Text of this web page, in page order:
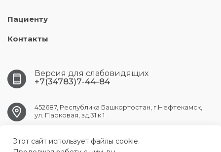
Пациенту
Контакты
Версия для слабовидящих
+7(34783)7-44-84
452687, Республика Башкортостан, г.Нефтекамск,
ул. Парковая, зд.31 к.1
NFT.CGB@doctorrb.ru
Этот сайт использует файлы cookie.